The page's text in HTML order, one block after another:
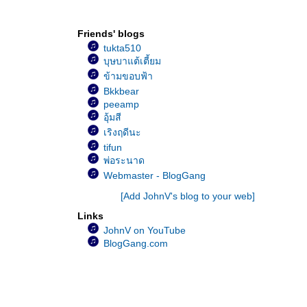
JohnV ร้องเพลง...ขอใครสักคน
JohnV ร้องเพลง...ว้าเหว่
JohnV ร้องเพลง...ไม่ลืม
JohnV ร้องเพลง...หัวใจเธอมีหรือเปล่า
JohnV ร้องเพลง...กับลมกับฟ้า
JohnV ร้องเพลง...นก
JohnV ร้องเพลง...สายธาร
JohnV ร้องเพลง...เมื่อใจฉันมีเธอ
JohnV ร้องเพลง...รักข้ามขอบฟ้า
JohnV ร้องเพลง...เพียงชายคนนี้ไม่ใช่ผู้วิเศษ
JohnV ร้องเพลง...ไหนว่าจะจำ
Friends' blogs
tukta510
บุษบาแต้เตี้ยม
ข้ามขอบฟ้า
Bkkbear
peeamp
อุ้มสี
เริงฤดีนะ
tifun
พ่อระนาด
Webmaster - BlogGang
[Add JohnV's blog to your web]
Links
JohnV on YouTube
BlogGang.com